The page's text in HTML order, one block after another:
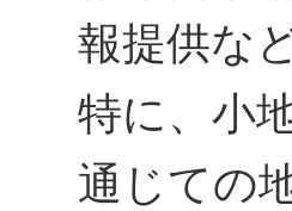
報提供な
特に、小
通じての